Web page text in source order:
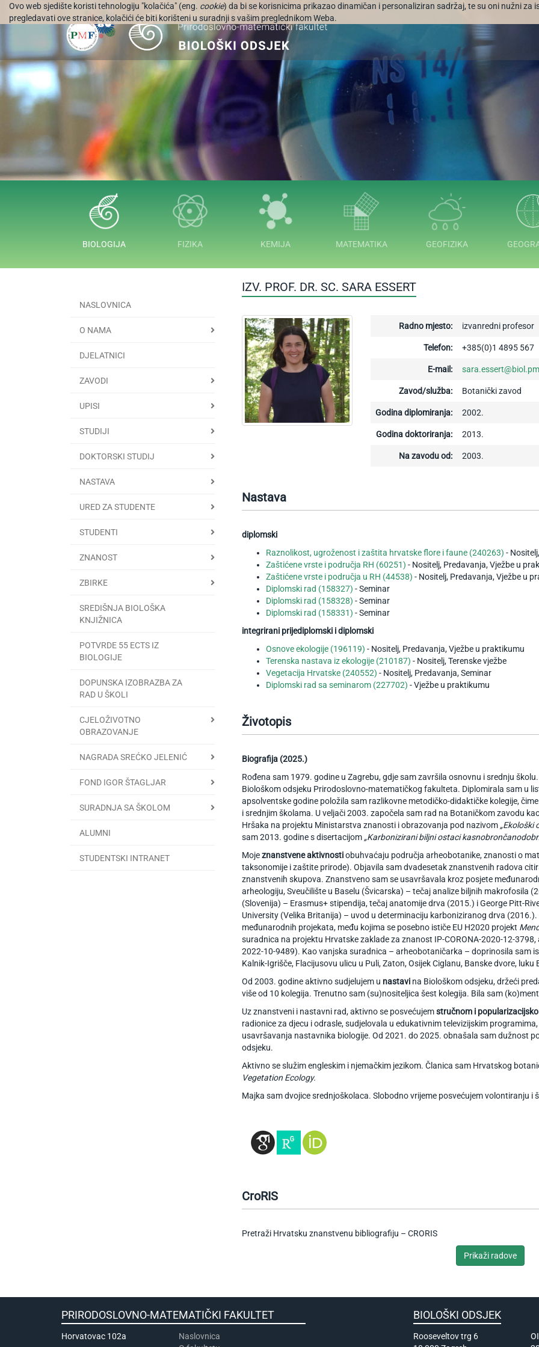
Ovo web sjedište koristi tehnologiju "kolačića" (eng. cookie) da bi se korisnicima prikazao dinamičan i personaliziran sadržaj, te su oni nužni za
pregledavati ove stranice, kolačići će biti korišteni u suradnji s vašim preglednikom Weba.
BIOLOGIJA FIZIKA KEMIJA MATEMATIKA GEOFIZIKA
NASLOVNICA
O NAMA
DJELATNICI
ZAVODI
UPISI
STUDIJI
DOKTORSKI STUDIJ
NASTAVA
URED ZA STUDENTE
STUDENTI
ZNANOST
ZBIRKE
SREDIŠNJA BIOLOŠKA
KNJIŽNICA
POTVRDE 55 ECTS IZ
BIOLOGIJE
DOPUNSKA IZOBRAZBA ZA
RAD U ŠKOLI
CJELOŽIVOTNO
OBRAZOVANJE
NAGRADA SREĆKO JELENIĆ
FOND IGOR ŠTAGLJAR
SURADNJA SA ŠKOLOM
ALUMNI
STUDENTSKI INTRANET
IZV. PROF. DR. SC. SARA ESSERT
Radno mjesto: izvanredni profesor
Telefon: +385(0)1 4895 567
E-mail:
Zavod/služba: Botanički zavod
Godina diplomiranja: 2002.
Godina doktoriranja: 2013.
Na zavodu od: 2003.
Nastava
diplomski
Raznolikost, ugroženost i zaštita hrvatske flore i faune (240263) -
Zaštićene vrste i područja RH (60251) - Nositelj, Predavanja, Vježbe u
Zaštićene vrste i područja u RH (44538) - Nositelj, Predavanja, Vježbe u
Diplomski rad (158327) - Seminar
Diplomski rad (158328) - Seminar
Diplomski rad (158331) - Seminar
integrirani prijediplomski i diplomski
Osnove ekologije (196119) - Nositelj, Predavanja, Vježbe u praktikumu
Terenska nastava iz ekologije (210187) - Nositelj, Terenske vježbe
Vegetacija Hrvatske (240552) - Nositelj, Predavanja, Seminar
Diplomski rad sa seminarom (227702) - Vježbe u praktikumu
Životopis
Biografija (2025.)
Rođena sam 1979. godine u Zagrebu, gdje sam završila osnovnu i srednju
Biološkom odsjeku Prirodoslovno-matematičkog fakulteta. Diplomirala sam u
apsolventske godine položila sam razlikovne metodičko-didaktičke kolegije,
i srednjim školama. U veljači 2003. započela sam rad na Botaničkom zavodu
Hršaka na projektu Ministarstva znanosti i obrazovanja pod nazivom „Ekološki
sam 2013. godine s disertacijom „Karbonizirani biljni ostaci
Mojeznanstvene aktivnostiobuhvaćaju područja arheobotanike, znanosti o
taksonomije i zaštite prirode). Objavila sam dvadesetak znanstvenih radova
znanstvenih skupova. Znanstveno sam se usavršavala kroz posjete
arheologiju, Sveučilište u Baselu (Švicarska) – tečaj analize biljnih makrofosila
(Slovenija) – Erasmus+ stipendija, tečaj anatomije drva (2015.) i George Pitt-
University (Velika Britanija) – uvod u determinaciju karboniziranog drva
međunarodnih projekata, među kojima se posebno ističe EU H2020 projekt
suradnica na projektu Hrvatske zaklade za znanost IP-CORONA-2020-12-
2022-10-9489). Kao vanjska suradnica – arheobotaničarka – doprinosila sam
Kalnik-Igrišče, Flacijusovu ulicu u Puli, Zaton, Osijek Ciglanu, Banske dvore, luku
Od 2003. godine aktivno sudjelujem u nastavi na Biološkom odsjeku, držeći
više od 10 kolegija. Trenutno sam (su)nositeljica šest kolegija. Bila sam
Uz znanstveni i nastavni rad, aktivno se posvećujemstručnom i
radionice za djecu i odrasle, sudjelovala u edukativnim televizijskim
usavršavanja nastavnika biologije. Od 2021. do 2025. obnašala sam dužnost
odsjeku.
Aktivno se služim engleskim i njemačkim jezikom. Članica sam Hrvatskog
Vegetation Ecology.
Majka sam dvojice srednjoškolaca. Slobodno vrijeme posvećujem volontiranju i
CroRIS
Pretraži Hrvatsku znanstvenu bibliografiju – CRORIS
Prikaži radove
PRIRODOSLOVNO-MATEMATIČKI FAKULTET
Horvatovac 102a
Naslovnica
BIOLOŠKI ODSJEK
Rooseveltov trg 6